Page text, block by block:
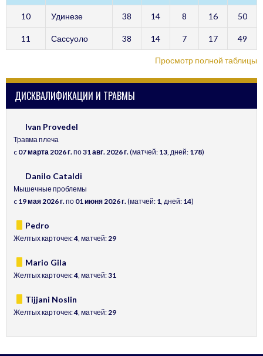
10 Удинезе 38 14 8 16 50
11 Сассуоло 38 14 7 17 49
Просмотр полной таблицы
ДИСКВАЛИФИКАЦИИ И ТРАВМЫ
Ivan Provedel
Травма плеча
c 07 марта 2026 г.по31 авг. 2026 г.(матчей: 13, дней: 178)
Danilo Cataldi
Мышечные проблемы
c 19 мая 2026 г.по 01 июня 2026 г.(матчей: 1, дней: 14)
Pedro
Желтых карточек:4, матчей:29
Mario Gila
Желтых карточек:4, матчей:31
Tijjani Noslin
Желтых карточек:4, матчей:29